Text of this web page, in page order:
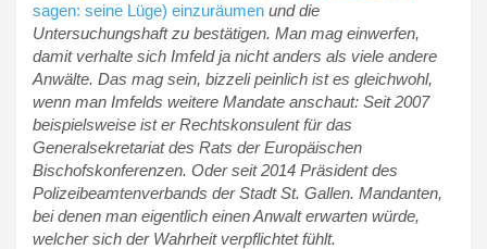
sagen: seine Lüge) einzuräumen und die
Untersuchungshaft zu bestätigen. Man mag einwerfen,
damit verhalte sich Imfeld ja nicht anders als viele andere
Anwälte. Das mag sein, bizzeli peinlich ist es gleichwohl,
wenn man Imfelds weitere Mandate anschaut: Seit 2007
beispielsweise ist er Rechtskonsulent für das
Generalsekretariat des Rats der Europäischen
Bischofskonferenzen. Oder seit 2014 Präsident des
Polizeibeamtenverbands der Stadt St. Gallen. Mandanten,
bei denen man eigentlich einen Anwalt erwarten würde,
welcher sich der Wahrheit verpflichtet fühlt.